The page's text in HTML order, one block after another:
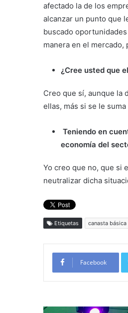
afectado la de los
alcanzar un punto que
buscado
manera en el
¿Cree usted que
Creo que sí, aunque la
ellas, más si se le
Teniendo en
economía del
Yo creo que no, que si
neutralizar dicha
Etiquetas canasta básica
Facebook